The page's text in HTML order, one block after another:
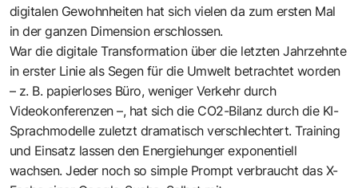
digitalen Gewohnheiten hat sich vielen da zum ersten Mal
in der ganzen Dimension erschlossen.
War die digitale Transformation über die letzten Jahrzehnte
in erster Linie als Segen für die Umwelt betrachtet worden
– z. B. papierloses Büro, weniger Verkehr durch
Videokonferenzen –, hat sich die CO2-Bilanz durch die KI-
Sprachmodelle zuletzt dramatisch verschlechtert. Training
und Einsatz lassen den Energiehunger exponentiell
wachsen. Jeder noch so simple Prompt verbraucht das X-